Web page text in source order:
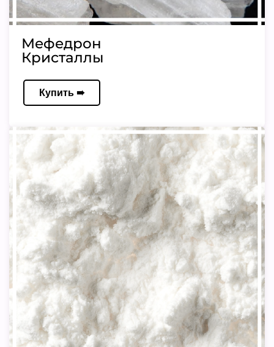
Мефедрон
Кристаллы
Купить ➠